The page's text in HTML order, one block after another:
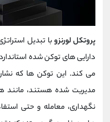
پروتکل لورنزوبا تبدیل
دارایی ‌های توکن ‌شده
می کند. این توکن ‌ها که
مدیریت ‌شده هستند، مانند
نگهداری، معامله و حتی